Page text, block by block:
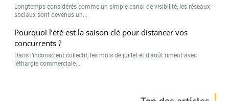
Longtemps considérés comme un simple canal de visibilité, les réseaux
sociaux sont devenus un...
Pourquoi l’été est la saison clé pour distancer vos
concurrents ?
Dans l’inconscient collectif, les mois de juillet et d’août riment avec
léthargie commerciale...